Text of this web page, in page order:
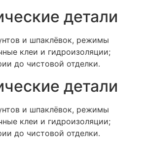
детали
и шпаклёвок, режимы
клеи и гидроизоляции;
до чистовой отделки.
детали
и шпаклёвок, режимы
клеи и гидроизоляции;
до чистовой отделки.